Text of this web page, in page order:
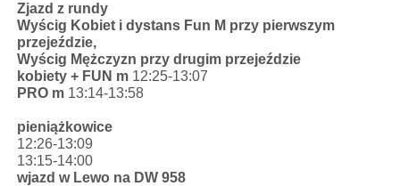
Zjazd z rundy
Wyścig Kobiet i dystans Fun M przy pierwszym
przejeździe,
Wyścig Mężczyzn przy drugim przejeździe
kobiety + FUN m 12:25-13:07
PRO m 13:14-13:58
pieniążkowice
12:26-13:09
13:15-14:00
wjazd w Lewo na DW 958